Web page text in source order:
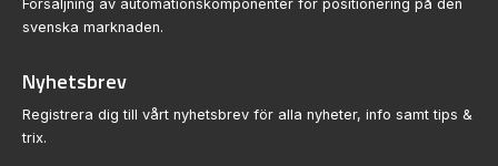
Försäljning av automationskomponenter för positionering på den
svenska marknaden.
Nyhetsbrev
Registrera dig till vårt nyhetsbrev för alla nyheter, info samt tips &
trix.